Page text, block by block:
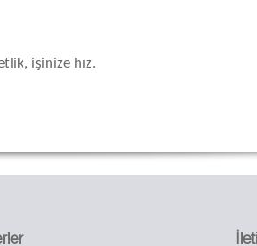
işinize hız.